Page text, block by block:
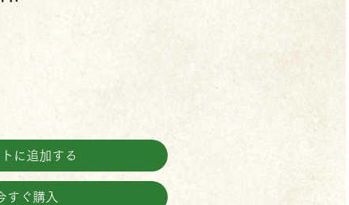
に追加する
すぐ購入